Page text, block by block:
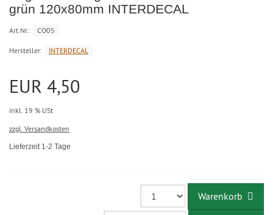
grün 120x80mm INTERDECAL
Art.Nr.: CO05
Hersteller: INTERDECAL
EUR 4,50
inkl. 19 % USt
zzgl. Versandkosten
Lieferzeit 1-2 Tage
Warenkorb